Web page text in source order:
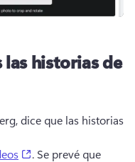
las historias de
dice que las historias
(opens in a new tab)
. Se prevé que